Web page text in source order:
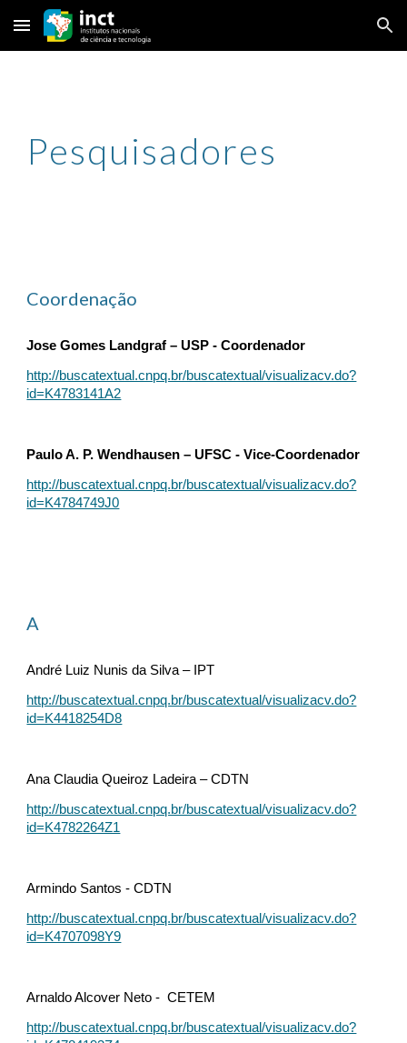
Skip to main content Skip to navigation
Pesquisadores
Coordenação
Jose Gomes Landgraf – USP - Coordenador
http://buscatextual.cnpq.br/buscatextual/visualizacv.do?
id=K4783141A2
Paulo A. P. Wendhausen – UFSC - Vice-Coordenador
http://buscatextual.cnpq.br/buscatextual/visualizacv.do?
id=K4784749J0
A
André Luiz Nunis da Silva – IPT
http://buscatextual.cnpq.br/buscatextual/visualizacv.do?
id=K4418254D8
Ana Claudia Queiroz Ladeira – CDTN
http://buscatextual.cnpq.br/buscatextual/visualizacv.do?
id=K4782264Z1
Armindo Santos - CDTN
http://buscatextual.cnpq.br/buscatextual/visualizacv.do?
id=K4707098Y9
Arnaldo Alcover Neto - CETEM
http://buscatextual.cnpq.br/buscatextual/visualizacv.do?